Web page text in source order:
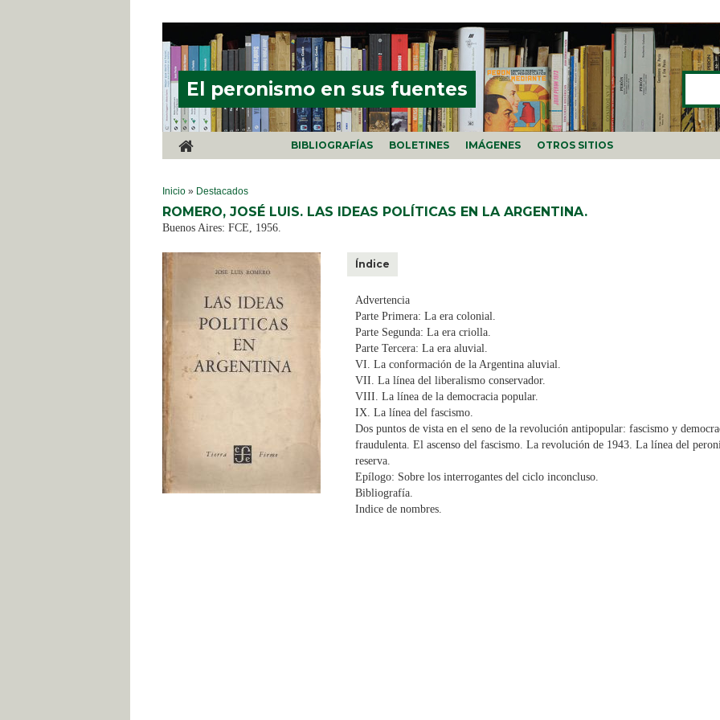
El peronismo en sus fuentes
Buscar
BIBLIOGRAFÍAS BOLETINES IMÁGENES OTROS SITIOS
SE ENCUENTRA USTED AQUÍ
Inicio » Destacados
ROMERO, JOSÉ LUIS. LAS IDEAS POLÍTICAS EN LA ARGENTINA.
Buenos Aires: FCE, 1956.
Índice
Advertencia
Parte Primera: La era colonial.
Parte Segunda: La era criolla.
Parte Tercera: La era aluvial.
VI. La conformación de la Argentina aluvial.
VII. La línea del liberalismo conservador.
VIII. La línea de la democracia popular.
IX. La línea del fascismo.
Dos puntos de vista en el seno de la revolución antipopular: fascismo y
fraudulenta. El ascenso del fascismo. La revolución de 1943. La línea del
reserva.
Epílogo: Sobre los interrogantes del ciclo inconcluso.
Bibliografía.
Indice de nombres.